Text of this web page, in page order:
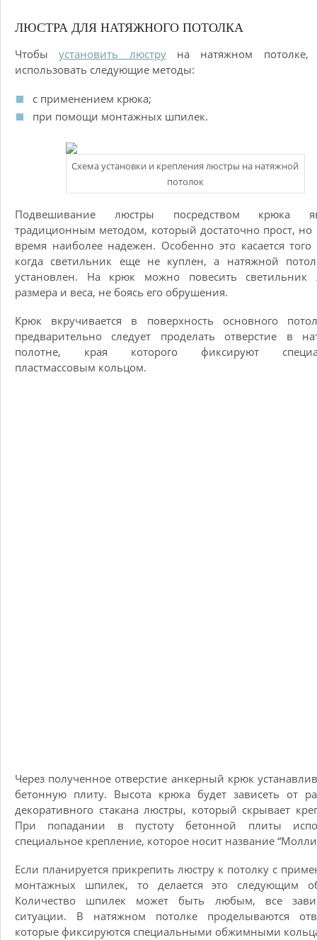
ЛЮСТРА ДЛЯ НАТЯЖНОГО ПОТОЛКА
Чтобыустановить люструна натяжном потолке,
использовать следующие методы:
с применением крюка;
при помощи монтажных шпилек.
Схема установки и крепления люстры на натяжной
потолок
Подвешивание люстры посредством крюка
традиционным методом, который достаточно прост, но
время наиболее надежен. Особенно это касается того
когда светильник еще не куплен, а натяжной
установлен. На крюк можно повесить светильник
размера и веса, не боясь его обрушения.
Крюк вкручивается в поверхность основного
предварительно следует проделать отверстие в
полотне, края которого фиксируют
пластмассовым кольцом.
Через полученное отверстие анкерный крюк
бетонную плиту. Высота крюка будет зависеть от
декоративного стакана люстры, который скрывает
При попадании в пустоту бетонной плиты
специальное крепление, которое носит название
Если планируется прикрепить люстру к потолку с
монтажных шпилек, то делается это следующим
Количество шпилек может быть любым, все
ситуации. В натяжном потолке проделываются
которые фиксируются специальными обжимными